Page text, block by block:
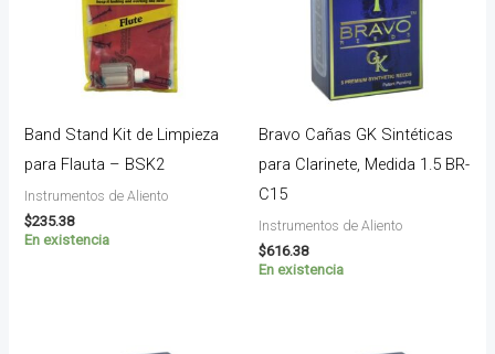
Band Stand Kit de Limpieza
para Flauta – BSK2
Instrumentos de Aliento
$235.38
En existencia
Bravo Cañas GK Sintéticas
para Clarinete, Medida 1.5 BR-
C15
Instrumentos de Aliento
$616.38
En existencia